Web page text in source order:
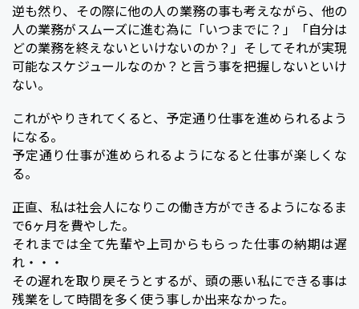
逆も然り、その際に他の人の業務の事も考えながら、他の
人の業務がスムーズに進む為に「いつまでに？」「自分は
どの業務を終えないといけないのか？」そしてそれが実現
可能なスケジュールなのか？と言う事を把握しないといけ
ない。
これがやりきれてくると、予定通り仕事を進められるよう
になる。
予定通り仕事が進められるようになると仕事が楽しくな
る。
正直、私は社会人になりこの働き方ができるようになるま
で6ヶ月を費やした。
それまでは全て先輩や上司からもらった仕事の納期は遅
れ・・・
その遅れを取り戻そうとするが、頭の悪い私にできる事は
残業をして時間を多く使う事しか出来なかった。